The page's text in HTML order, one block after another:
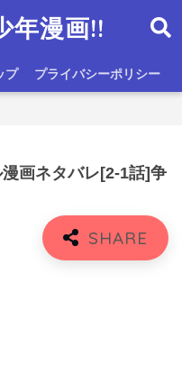
年漫画!!
プ プライバシーポリシー
画ネタバレ[2-1話]争